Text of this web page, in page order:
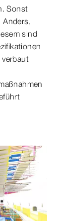
Sonst
Anders,
sind